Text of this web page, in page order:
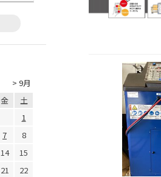
> 9月
金
土
1
7
8
14
15
21
22